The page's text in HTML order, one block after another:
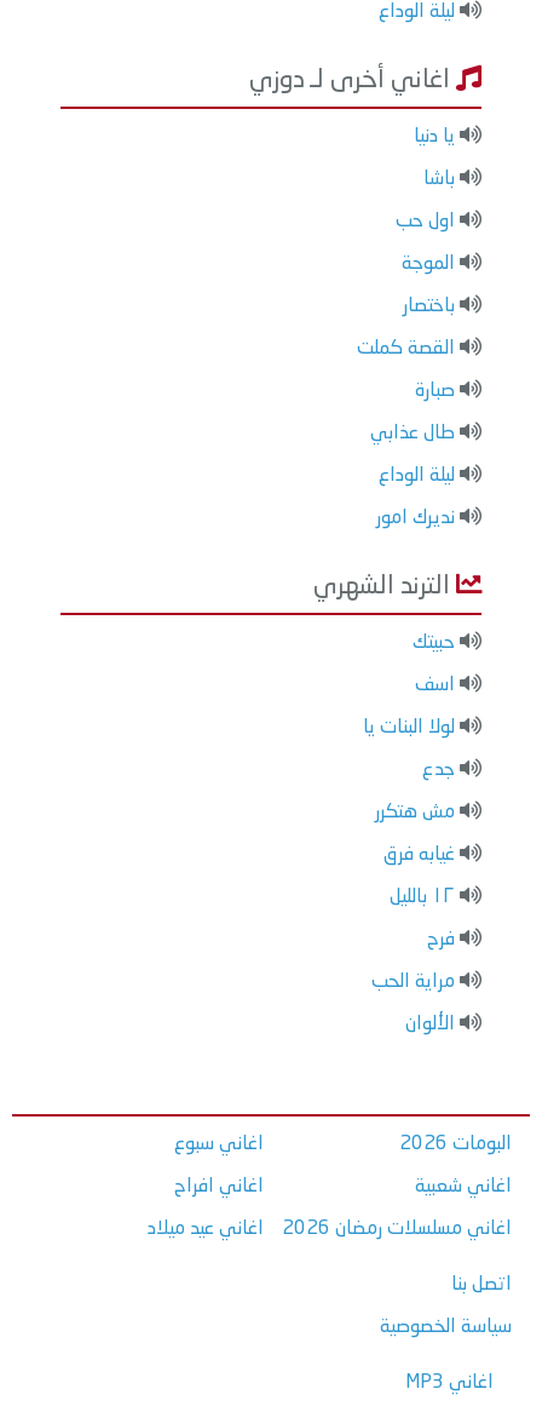
ليلة الوداع
اغاني أخرى لـ دوزي
يا دنيا
باشا
اول حب
الموجة
باختصار
القصة كملت
صبارة
طال عذابي
ليلة الوداع
نديرك امور
الترند الشهري
حبيتك
اسف
لولا البنات يا
جدع
مش هتكرر
غيابه فرق
١٢ بالليل
فرح
مراية الحب
الألوان
البومات 2026
اغاني شعبية
اغاني مسلسلات رمضان 2026
اغاني سبوع
اغاني افراح
اغاني عيد ميلاد
اتصل بنا
سياسة الخصوصية
اغاني MP3